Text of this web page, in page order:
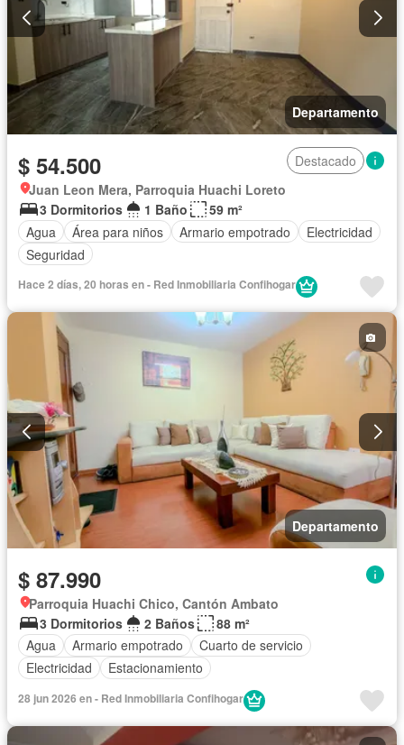
Departamento
$ 54.500
Destacado
Juan Leon Mera, Parroquia Huachi Loreto
3 Dormitorios
1 Baño
59 m²
Agua
Área para niños Armario empotrado
Electricidad
Seguridad
Hace 2 días, 20 horas en - Red Inmobiliaria Confihogar
Departamento
$ 87.990
Parroquia Huachi Chico, Cantón Ambato
3 Dormitorios
2 Baños
88 m²
Agua
Armario empotrado
Cuarto de servicio
Electricidad
Estacionamiento
28 jun 2026 en - Red Inmobiliaria Confihogar